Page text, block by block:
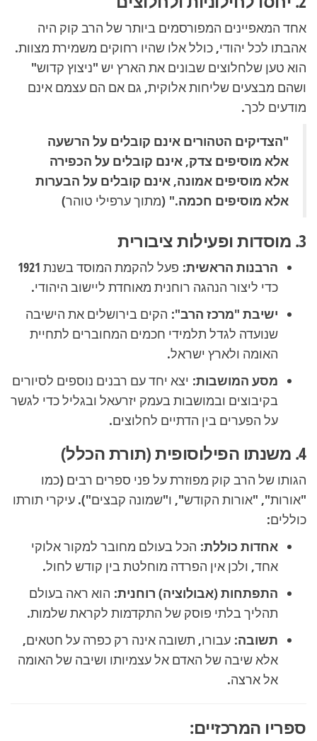
אחד המאפיינים המפורסמים ביותר של הרב קוק היה
אהבתו לכל יהודי, כולל אלו שהיו רחוקים משמירת מצוות.
הוא טען שלחלוצים שבונים את הארץ יש "ניצוץ קדוש"
ושהם מבצעים שליחות אלוקית, גם אם הם עצמם אינם
מודעים לכך.
"הצדיקים הטהורים אינם קובלים על הרשעה
אלא מוסיפים צדק, אינם קובלים על הכפירה
אלא מוסיפים אמונה, אינם קובלים על הבערות
אלא מוסיפים חכמה." (מתוך ערפילי טוהר)
3. מוסדות ופעילות ציבורית
הרבנות הראשית:
פעל להקמת המוסד בשנת 1921
כדי ליצור הנהגה רוחנית מאוחדת ליישוב היהודי.
ישיבת "מרכז הרב": הקים בירושלים את הישיבה
שנועדה לגדל תלמידי חכמים המחוברים לתחיית
האומה ולארץ ישראל.
מסע המושבות: יצא יחד עם רבנים נוספים לסיורים
בקיבוצים ובמושבות בעמק יזרעאל ובגליל כדי לגשר
על הפערים בין הדתיים לחלוצים.
4. משנתו הפילוסופית (תורת הכלל)
הגותו של הרב קוק מפוזרת על פני ספרים רבים (כמו
"אורות", "אורות הקודש", ו"שמונה קבצים"). עיקרי תורתו
כוללים:
אחדות כוללת: הכל בעולם מחובר למקור אלוקי
אחד, ולכן אין הפרדה מוחלטת בין קודש לחול.
התפתחות (אבולוציה) רוחנית: הוא ראה בעולם
תהליך בלתי פוסק של התקדמות לקראת שלמות.
תשובה: עבורו, תשובה אינה רק כפרה על חטאים,
אלא שיבה של האדם אל עצמיותו ושיבה של האומה
אל ארצה.
ספריו המרכזיים: